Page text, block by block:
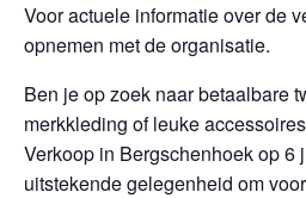
Voor actuele informatie over de
opnemen met de organisatie.
Ben je op zoek naar betaalbare
merkkleding of leuke
Verkoop in Bergschenhoek op 6
uitstekende gelegenheid om